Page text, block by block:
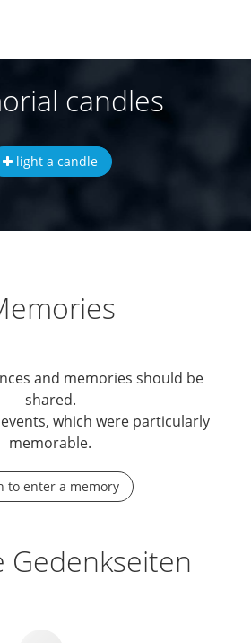
candles
light a candle
and memories should be
shared.
which were particularly
memorable.
to enter a memory
Gedenkseiten